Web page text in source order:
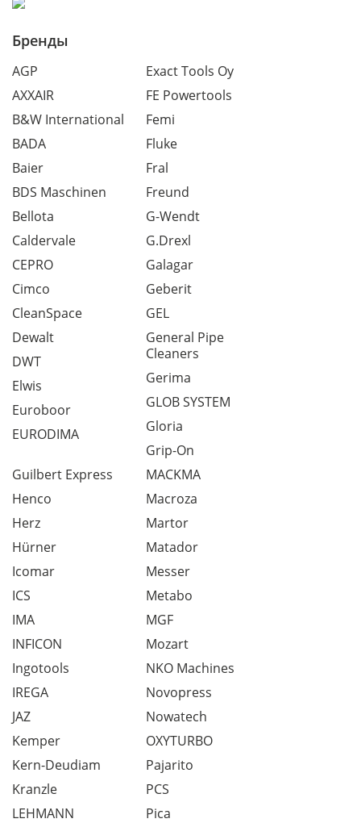
Бренды
AGP
AXXAIR
B&W International
BADA
Baier
BDS Maschinen
Bellota
Caldervale
CEPRO
Cimco
CleanSpace
Dewalt
DWT
Elwis
Euroboor
EURODIMA
Exact Tools Oy
FE Powertools
Femi
Fluke
Fral
Freund
G-Wendt
G.Drexl
Galagar
Geberit
GEL
General Pipe
Cleaners
Gerima
GLOB SYSTEM
Gloria
Grip-On
Guilbert Express
Henco
Herz
Hürner
Icomar
ICS
IMA
INFICON
Ingotools
IREGA
JAZ
Kemper
Kern-Deudiam
Kranzle
LEHMANN
MACKMA
Macroza
Martor
Matador
Messer
Metabo
MGF
Mozart
NKO Machines
Novopress
Nowatech
OXYTURBO
Pajarito
PCS
Pica